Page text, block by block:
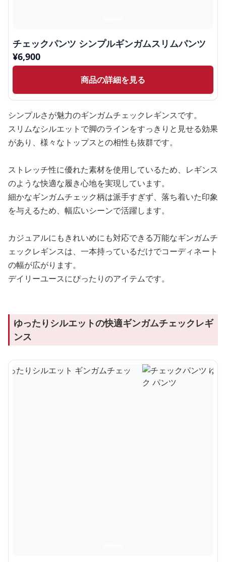
チェックパンツ シンプルギンガムスリムパンツ
¥6,900
商品の詳細を見る
シンプルさが魅力のギンガムチェックレギンスです。
スリムなシルエットで脚のラインをすっきりと見せる効果
があり、様々なトップスとの相性も抜群です。
ストレッチ性に優れた素材を使用しているため、レギンス
のような快適な履き心地を実現しています。
細かなギンガムチェック柄は派手すぎず、落ち着いた印象
を与えるため、幅広いシーンで活躍します。
カジュアルにもきれいめにも対応できる万能なギンガムチ
ェックレギンスは、一本持っているだけでコーディネート
の幅が広がります。
デイリーユースにぴったりのアイテムです。
ゆったりシルエットの快適ギンガムチェックレギ
ンス